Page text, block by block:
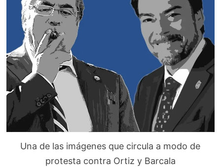
Una de las imágenes que circula a modo de
protesta contra Ortiz y Barcala